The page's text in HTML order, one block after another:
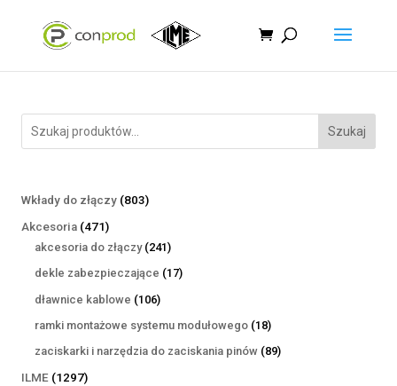
Szukaj
Wkłady do złączy 803803
Akcesoria 471471
produktów
akcesoria do złączy 241241
produktów
dekle zabezpieczające 1717
dławnice kablowe 106106
produktów
ramki montażowe systemu modułowego 1818
produktów
zaciskarki i narzędzia do zaciskania pinów 8989
ILME 12971297